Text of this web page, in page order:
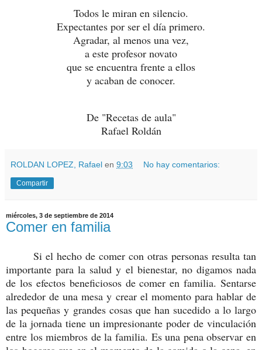
Todos le miran en silencio.
Expectantes por ser el día primero.
Agradar, al menos una vez,
a este profesor novato
que se encuentra frente a ellos
y acaban de conocer.
De "Recetas de aula"
Rafael Roldán
ROLDAN LOPEZ, Rafael en 9:03 No hay comentarios:
Compartir
miércoles, 3 de septiembre de 2014
Comer en familia
Si el hecho de comer con otras personas resulta tan
importante para la salud y el bienestar, no digamos nada
de los efectos beneficiosos de comer en familia. Sentarse
alrededor de una mesa y crear el momento para hablar de
las pequeñas y grandes cosas que han sucedido a lo largo
de la jornada tiene un impresionante poder de vinculación
entre los miembros de la familia. Es una pena observar en